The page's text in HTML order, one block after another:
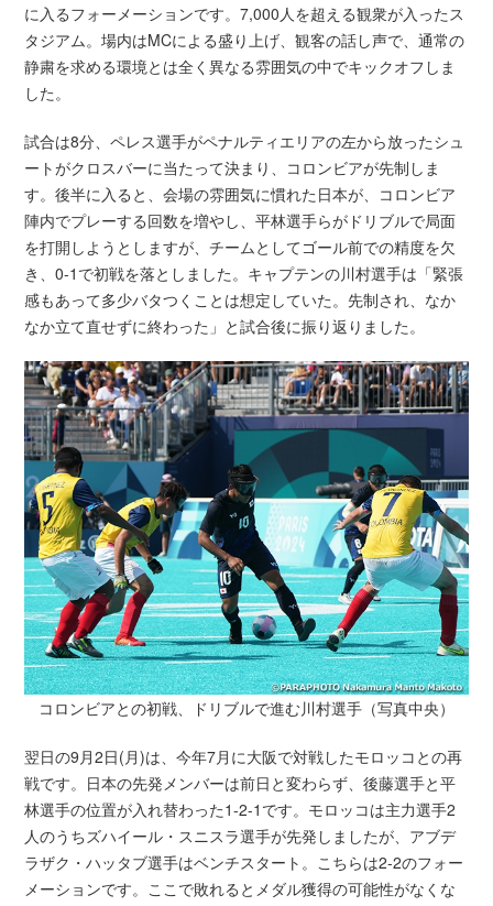
に入るフォーメーションです。7,000人を超える観衆が入ったス
タジアム。場内はMCによる盛り上げ、観客の話し声で、通常の
静粛を求める環境とは全く異なる雰囲気の中でキックオフしま
した。
試合は8分、ペレス選手がペナルティエリアの左から放ったシュ
ートがクロスバーに当たって決まり、コロンビアが先制しま
す。後半に入ると、会場の雰囲気に慣れた日本が、コロンビア
陣内でプレーする回数を増やし、平林選手らがドリブルで局面
を打開しようとしますが、チームとしてゴール前での精度を欠
き、0-1で初戦を落としました。キャプテンの川村選手は「緊張
感もあって多少バタつくことは想定していた。先制され、なか
なか立て直せずに終わった」と試合後に振り返りました。
コロンビアとの初戦、ドリブルで進む川村選手（写真中央）
翌日の9月2日(月)は、今年7月に大阪で対戦したモロッコとの再
戦です。日本の先発メンバーは前日と変わらず、後藤選手と平
林選手の位置が入れ替わった1-2-1です。モロッコは主力選手2
人のうちズハイール・スニスラ選手が先発しましたが、アブデ
ラザク・ハッタブ選手はベンチスタート。こちらは2-2のフォー
メーションです。ここで敗れるとメダル獲得の可能性がなくな